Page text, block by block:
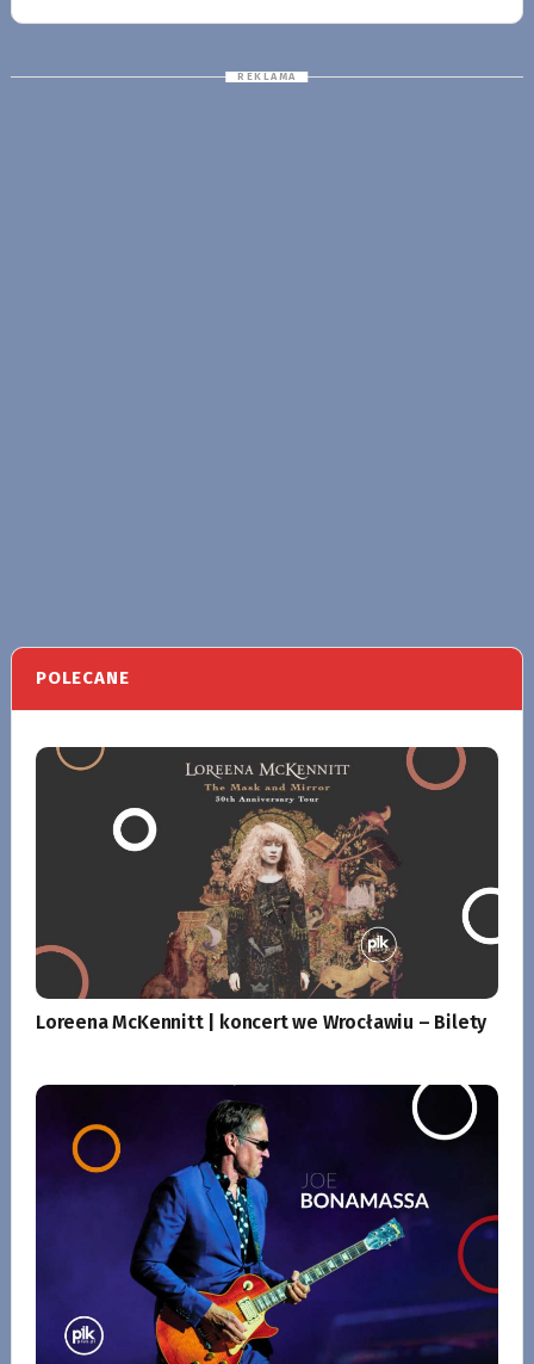
POLECANE
Loreena McKennitt | koncert we Wrocławiu – Bilety